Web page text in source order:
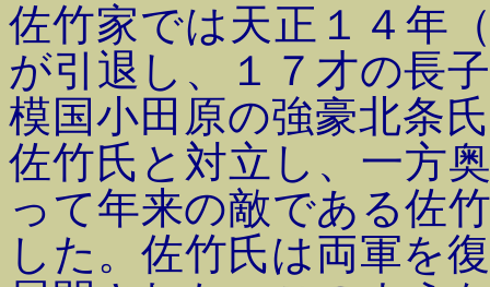
佐竹家では天正１４年
が引退し、１７才の長
模国小田原の強豪北条
佐竹氏と対立し、一方
って年来の敵である佐
した。佐竹氏は両軍を